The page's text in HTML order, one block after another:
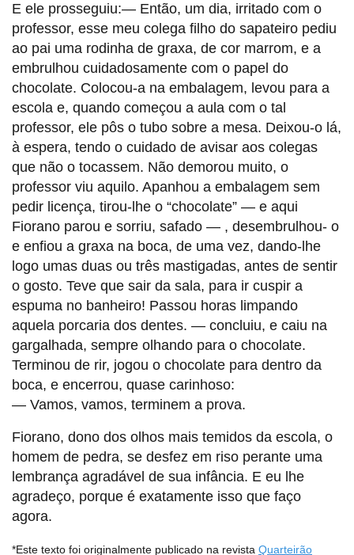
E ele prosseguiu:— Então, um dia, irritado com o
professor, esse meu colega filho do sapateiro pediu
ao pai uma rodinha de graxa, de cor marrom, e a
embrulhou cuidadosamente com o papel do
chocolate. Colocou-a na embalagem, levou para a
escola e, quando começou a aula com o tal
professor, ele pôs o tubo sobre a mesa. Deixou-o lá,
à espera, tendo o cuidado de avisar aos colegas
que não o tocassem. Não demorou muito, o
professor viu aquilo. Apanhou a embalagem sem
pedir licença, tirou-lhe o “chocolate” — e aqui
Fiorano parou e sorriu, safado — , desembrulhou- o
e enfiou a graxa na boca, de uma vez, dando-lhe
logo umas duas ou três mastigadas, antes de sentir
o gosto. Teve que sair da sala, para ir cuspir a
espuma no banheiro! Passou horas limpando
aquela porcaria dos dentes. — concluiu, e caiu na
gargalhada, sempre olhando para o chocolate.
Terminou de rir, jogou o chocolate para dentro da
boca, e encerrou, quase carinhoso:
— Vamos, vamos, terminem a prova.
Fiorano, dono dos olhos mais temidos da escola, o
homem de pedra, se desfez em riso perante uma
lembrança agradável de sua infância. E eu lhe
agradeço, porque é exatamente isso que faço
agora.
*Este texto foi originalmente publicado na revista Quarteirão